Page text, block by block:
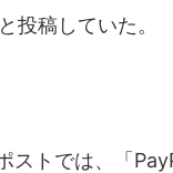
投稿していた。
トでは、「